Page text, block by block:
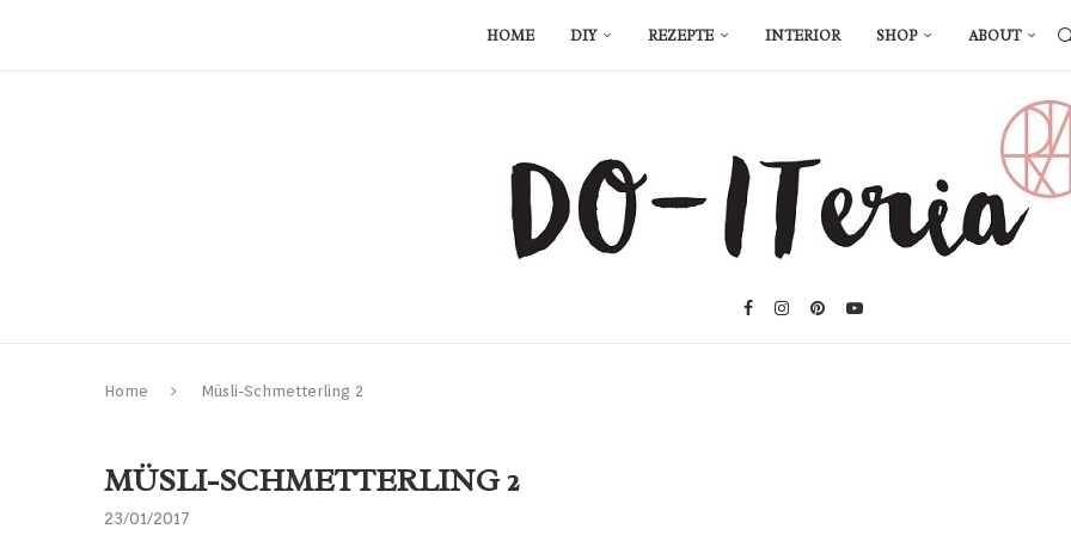
HOME DIY REZEPTE INTERIOR SHOP ABOUT
Home Müsli-Schmetterling 2
MÜSLI-SCHMETTERLING 2
23/01/2017